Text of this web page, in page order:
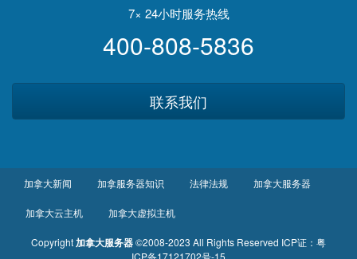
7× 24小时服务热线
400-808-5836
联系我们
加拿大新闻 加拿服务器知识 法律法规 加拿大服务器
加拿大云主机 加拿大虚拟主机
Copyright加拿大服务器©2008-2023 All Rights Reserved ICP证： 粤
ICP备17121702号-15